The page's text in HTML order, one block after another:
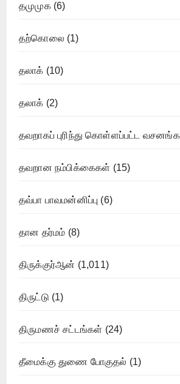
தமுமுக(6)
தற்கொலை (1)
தலாக் (10)
தலாக் (2)
தவறாகப் புரிந்து கொள்ளப்பட்ட
தவறான நம்பிக்கைகள் (15)
தவ்பா பாவமன்னிப்பு (6)
தான தர்மம் (8)
திருக்குர்ஆன் (1,011)
திருட்டு (1)
திருமணச் சட்டங்கள் (24)
தீமைக்கு துணை போகுதல் (1)